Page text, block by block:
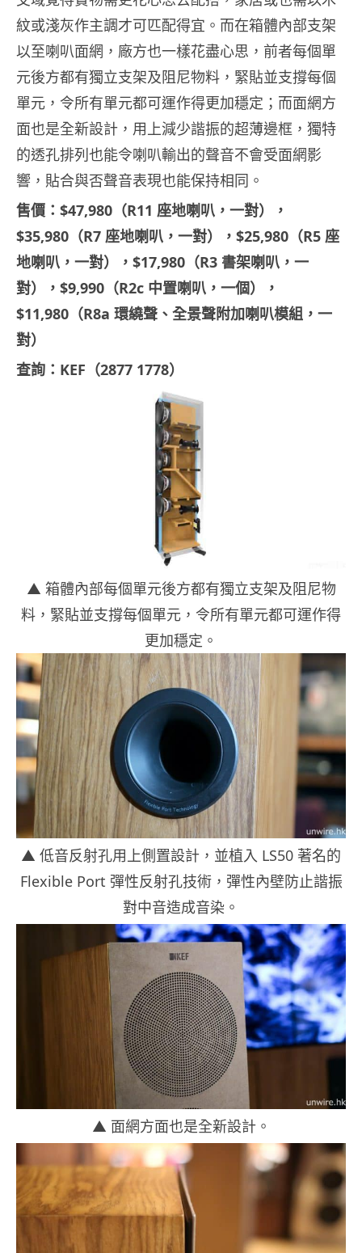
紋或淺灰作主調才可匹配得宜。而在箱體內部支架
以至喇叭面網，廠方也一樣花盡心思，前者每個單
元後方都有獨立支架及阻尼物料，緊貼並支撐每個
單元，令所有單元都可運作得更加穩定；而面網方
面也是全新設計，用上減少諧振的超薄邊框，獨特
的透孔排列也能令喇叭輸出的聲音不會受面網影
響，貼合與否聲音表現也能保持相同。
售價：$47,980（R11 座地喇叭，一對），
$35,980（R7 座地喇叭，一對），$25,980（R5 座
地喇叭，一對），$17,980（R3 書架喇叭，一
對），$9,990（R2c 中置喇叭，一個），
$11,980（R8a 環繞聲、全景聲附加喇叭模組，一
對）
查詢：KEF（2877 1778）
▲ 箱體內部每個單元後方都有獨立支架及阻尼物
料，緊貼並支撐每個單元，令所有單元都可運作得
更加穩定。
▲ 低音反射孔用上側置設計，並植入 LS50 著名的
Flexible Port 彈性反射孔技術，彈性內壁防止諧振
對中音造成音染。
▲ 面網方面也是全新設計。